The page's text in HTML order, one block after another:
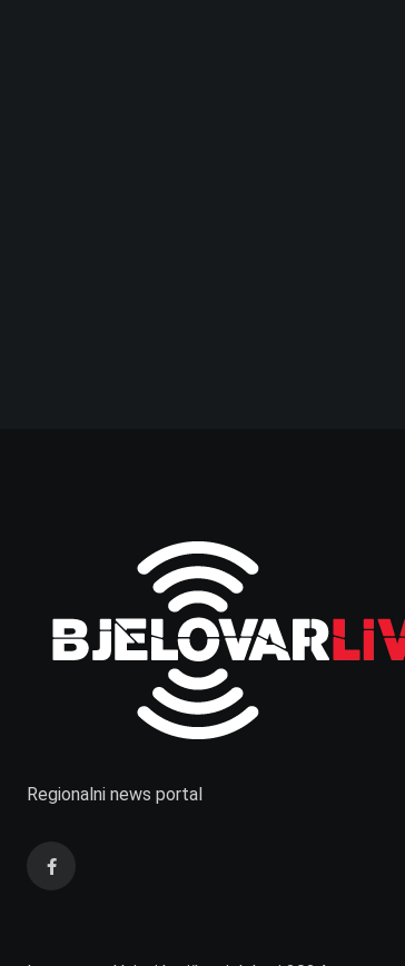
Regionalni news portal